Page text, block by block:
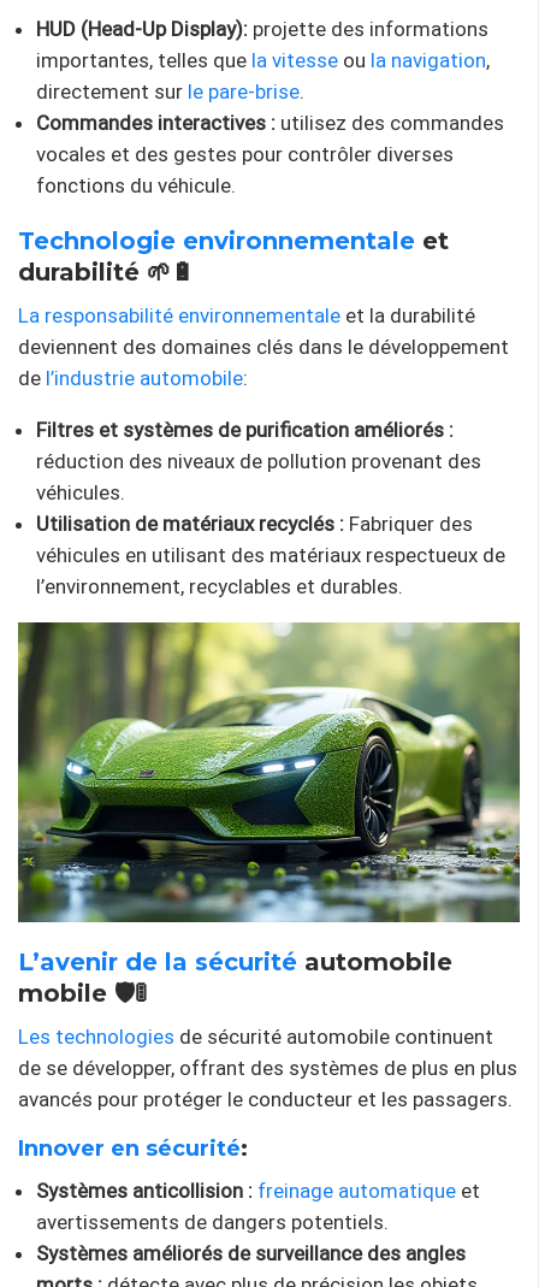
HUD (Head-Up Display): projette des informations
importantes, telles que la vitesse ou la navigation,
directement sur le pare-brise.
Commandes interactives : utilisez des commandes
vocales et des gestes pour contrôler diverses
fonctions du véhicule.
Technologie environnementale et
durabilité 🌱🔋
La responsabilité environnementale et la durabilité
deviennent des domaines clés dans le développement
de l’industrie automobile:
Filtres et systèmes de purification améliorés :
réduction des niveaux de pollution provenant des
véhicules.
Utilisation de matériaux recyclés : Fabriquer des
véhicules en utilisant des matériaux respectueux de
l’environnement, recyclables et durables.
L’avenir de la sécurité automobile
mobile 🛡️🚦
Les technologies de sécurité automobile continuent
de se développer, offrant des systèmes de plus en plus
avancés pour protéger le conducteur et les passagers.
Innover en sécurité:
Systèmes anticollision : freinage automatique et
avertissements de dangers potentiels.
Systèmes améliorés de surveillance des angles